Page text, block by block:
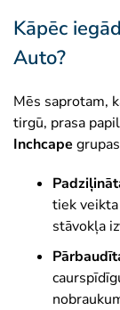
Papildus
Papildu
utilizējot
spēkiem.
Lai saņemtu
īpašumā
pusēm.
✕
Kāpēc
Auto?
Mēs saprotam,
tirgū, prasa
Inchcape
tiek
stāvokļa